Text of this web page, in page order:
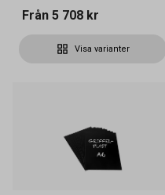
Från 5 708 kr
Visa varianter